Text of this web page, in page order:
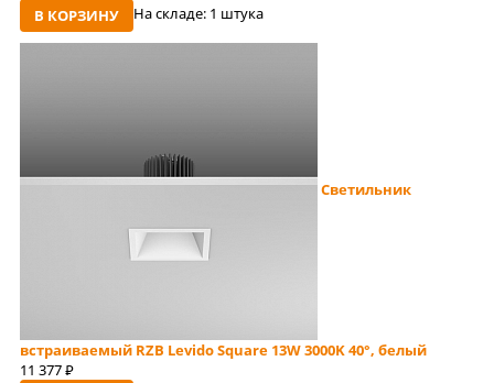
В КОРЗИНУ На складе: 1 штука
Светильник
встраиваемый RZB Levido Square 13W 3000K 40°, белый
11 377 руб